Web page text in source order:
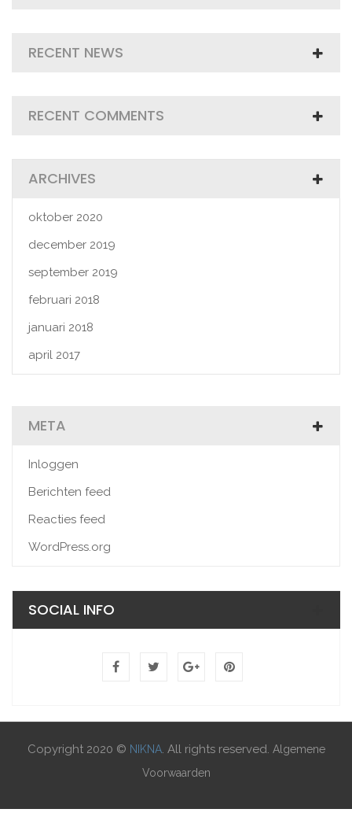
RECENT NEWS
RECENT COMMENTS
ARCHIVES
oktober 2020
december 2019
september 2019
februari 2018
januari 2018
april 2017
META
Inloggen
Berichten feed
Reacties feed
WordPress.org
SOCIAL INFO
Copyright 2020 © NIKNA. All rights reserved. Algemene
Voorwaarden